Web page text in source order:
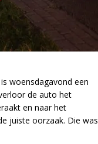
woensdagavond een
de auto het
en naar het
juiste oorzaak. Die was